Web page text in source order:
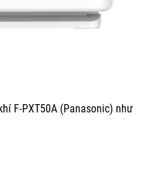
F-PXT50A (Panasonic) như